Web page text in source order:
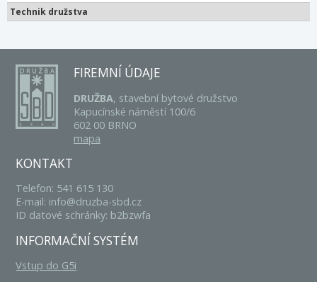
Technik družstva
FIREMNÍ ÚDAJE
DRUŽBA, stavební bytové družstvo
Kapucínské náměstí 100/6
602 00 BRNO
mapa
KONTAKT
Telefon: 541 615 130
E-mail: info@druzba-sbd.cz
ID datové schránky: b2bzwfa
INFORMAČNÍ SYSTÉM
Vstup do G5i